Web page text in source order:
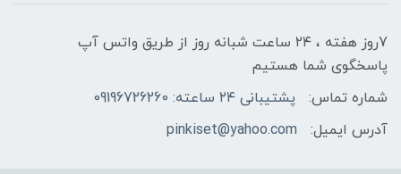
7روز هفته ، ۲۴ ساعت شبانه‌ روز از طریق واتس آپ
پاسخگوی شما هستیم
شماره تماس:
پشتیبانی ۲۴ ساعته: 09196726260
آدرس ایمیل:
pinkiset@yahoo.com